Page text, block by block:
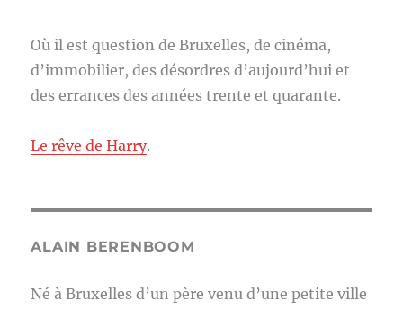
Où il est question de Bruxelles, de cinéma,
d’immobilier, des désordres d’aujourd’hui et
des errances des années trente et quarante.
Le rêve de Harry.
ALAIN BERENBOOM
Né à Bruxelles d’un père venu d’une petite ville